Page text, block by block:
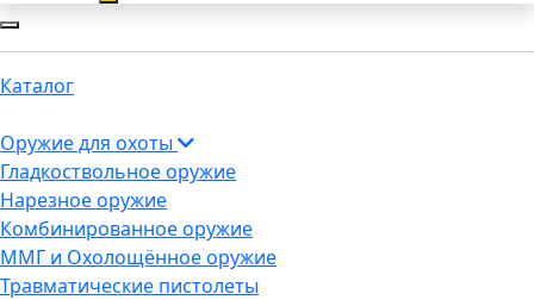
Каталог
Оружие для охоты
Гладкоствольное оружие
Нарезное оружие
Комбинированное оружие
ММГ и Охолощённое оружие
Травматические пистолеты